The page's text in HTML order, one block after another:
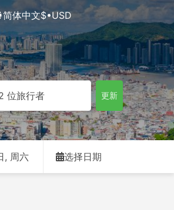
简体中文$•USD
位旅行者 更新
, 周六 选择日期